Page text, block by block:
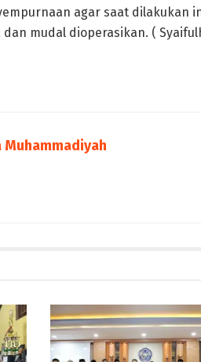
agar saat dilakukan
mudal dioperasikan. (
Muhammadiyah